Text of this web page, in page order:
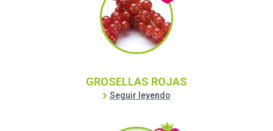
GROSELLAS ROJAS
Seguir leyendo